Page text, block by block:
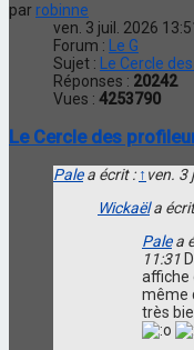
par robinne
ven. 3 juil. 2026
Forum : Le G
Sujet : Le Cercle
Réponses : 20242
Vues : 4253790
Le Cercle des
Palea écrit : ↑ ven. 3
Wickaëla
Palea
11:31
affiche
même
très